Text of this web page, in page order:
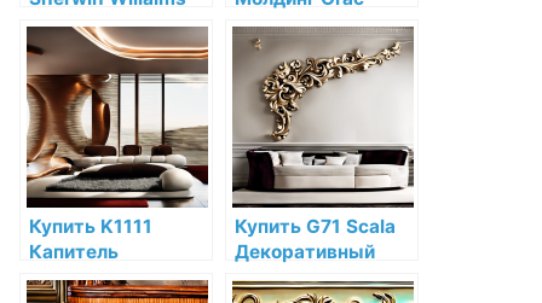
PURDY
Искусственная
овчина 23 см для
красок Sherwin-
Williams купить по
низкой цене в СПб
Decor
Дюрополимер по
низкой цене в
интернет-
магазине
Купить K1111
Капитель
полуколонны Orac
Купить G71 Scala
Декоративный
элемент виньетка